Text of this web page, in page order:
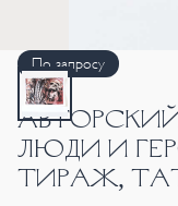
По запросу
ЛЮДИ И
ТИРАЖ,